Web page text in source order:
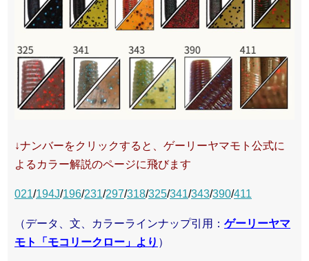
↓ナンバーをクリックすると、ゲーリーヤマモト公式に
よるカラー解説のページに飛びます
021/194J/196/231/297/318/325/341/343/390/411
（データ、文、カラーラインナップ引用： ゲーリーヤマ
モト「モコリークロー」より ）